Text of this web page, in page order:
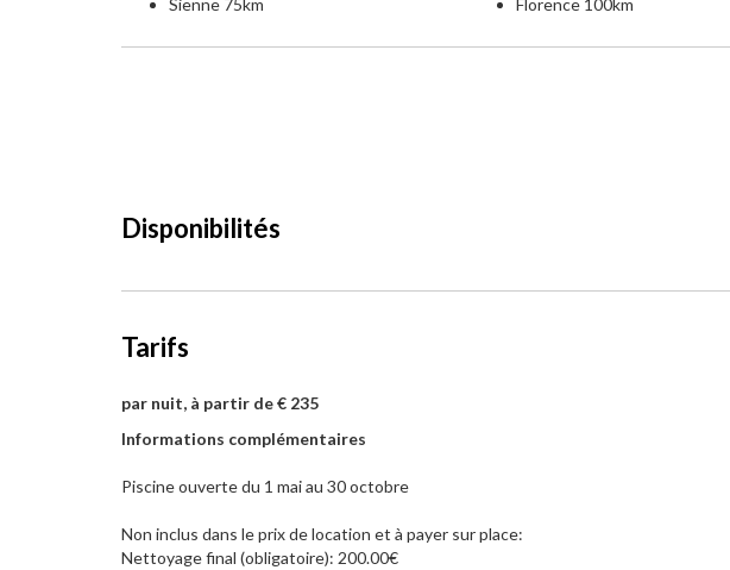
Sienne 75km
Florence 100km
Disponibilités
Tarifs
par nuit, à partir de € 235
Informations complémentaires
Piscine ouverte du 1 mai au 30 octobre
Non inclus dans le prix de location et à payer sur place:
Nettoyage final (obligatoire): 200.00€